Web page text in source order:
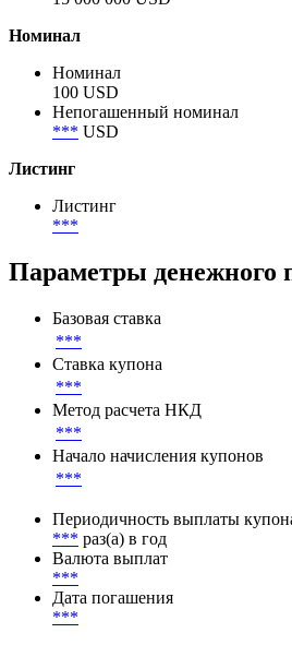
15 000 000 USD
15 000 000 USD
Номинал
100 USD
***USD
Листинг
Параметры денежного
Базовая ставка
***
Ставка купона
***
Метод расчета НКД
Начало начисления купонов
***
Периодичность выплаты купона
***